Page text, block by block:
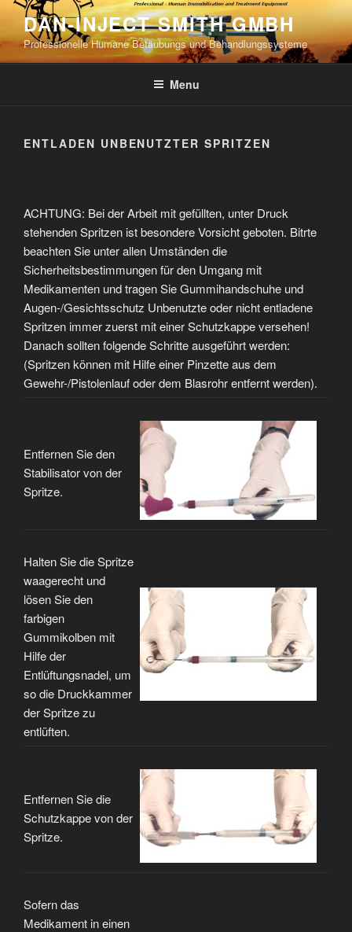
Skip
content
DAN-INJECT SMITH GMBH
Professionelle Humane Betäubungs und Behandlungssysteme
Menu
ENTLADEN UNBENUTZTER SPRITZEN
ACHTUNG: Bei der Arbeit mit gefüllten, unter Druck
stehenden Spritzen ist besondere Vorsicht geboten. Bitrte
beachten Sie unter allen Umständen die
Sicherheitsbestimmungen für den Umgang mit
Medikamenten und tragen Sie Gummihandschuhe und
Augen-/Gesichtsschutz Unbenutzte oder nicht entladene
Spritzen immer zuerst mit einer Schutzkappe versehen!
Danach sollten folgende Schritte ausgeführt werden:
(Spritzen können mit Hilfe einer Pinzette aus dem
Gewehr-/Pistolenlauf oder dem Blasrohr entfernt werden).
Entfernen Sie den
Stabilisator von der
Spritze.
Halten Sie die Spritze
waagerecht und
lösen Sie den
farbigen
Gummikolben mit
Hilfe der
Entlüftungsnadel, um
so die Druckkammer
der Spritze zu
entlüften.
Entfernen Sie die
Schutzkappe von der
Spritze.
Sofern das
Medikament in einen